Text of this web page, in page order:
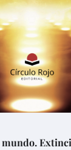
mundo.